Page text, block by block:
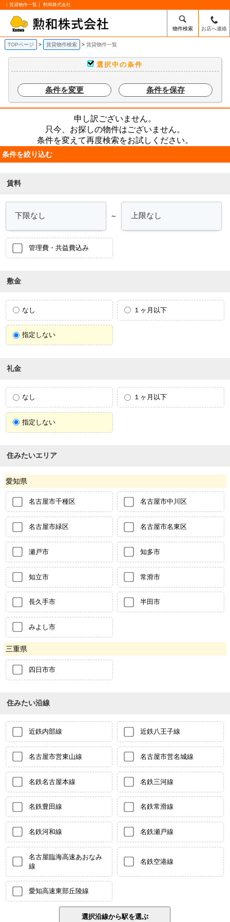
｜賃貸物件一覧｜ 勲和株式会社
物件検索 お店へ連絡
TOPページ 賃貸物件検索 賃貸物件一覧
選択中の条件
条件を変更 条件を保存
申し訳ございません。
只今、お探しの物件はございません。
条件を変えて再度検索をお試しください。
条件を絞り込む
賃料
～
管理費・共益費込み
敷金
なし １ヶ月以下
指定しない
礼金
なし １ヶ月以下
指定しない
住みたいエリア
愛知県
名古屋市千種区 名古屋市中川区
名古屋市緑区 名古屋市名東区
瀬戸市 知多市
知立市 常滑市
長久手市 半田市
みよし市
三重県
四日市市
住みたい沿線
近鉄内部線 近鉄八王子線
名古屋市営東山線 名古屋市営名城線
名鉄名古屋本線 名鉄三河線
名鉄豊田線 名鉄常滑線
名鉄河和線 名鉄瀬戸線
名古屋臨海高速あおなみ
線
名鉄空港線
愛知高速東部丘陵線